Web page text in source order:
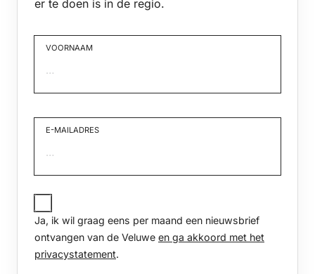
er te doen is in de regio.
VOORNAAM
E-MAILADRES
JA,
IK
WIL
GRAAG
EENS
PER
Ja, ik wil graag eens per maand een nieuwsbrief
ontvangen van de Veluwe en ga akkoord met het
privacystatement.